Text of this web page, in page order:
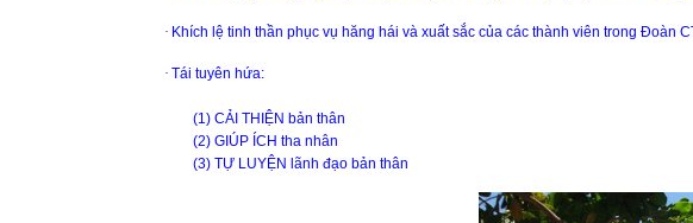
· Khích lệ tinh thần phục vụ hăng hái và xuất sắc của các thành viên trong Đoàn
· Tái tuyên hứa:
(1) CẢI THIỆN bản thân
(2) GIÚP ÍCH tha nhân
(3) TỰ LUYỆN lãnh đạo bản thân